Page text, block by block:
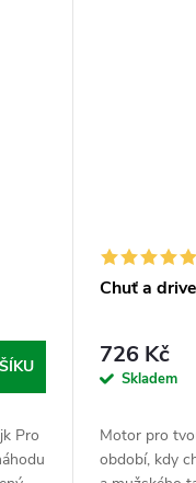
Pro
Chuť a drive
726 Kč
Skladem
Motor pro
období, kdy